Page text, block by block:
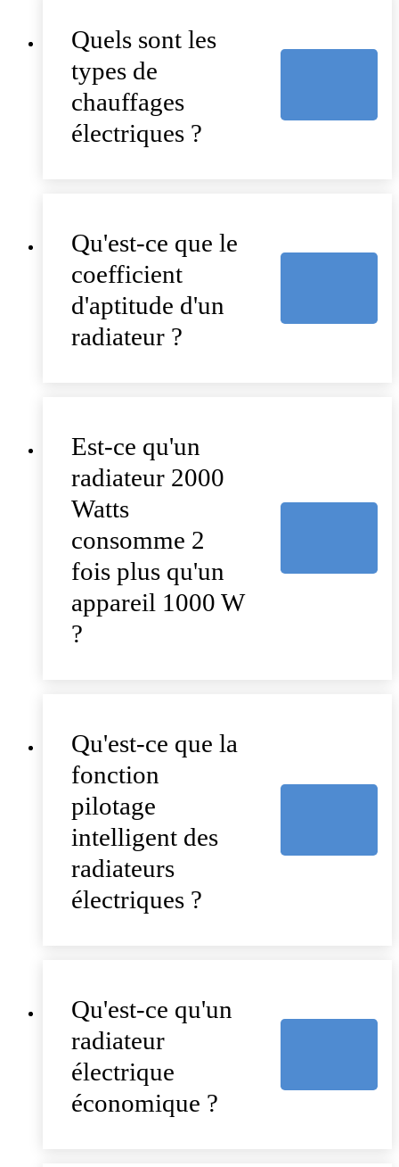
Quels sont les
types de
chauffages
électriques ?
Qu'est-ce que le
coefficient
d'aptitude d'un
radiateur ?
Est-ce qu'un
radiateur 2000
Watts
consomme 2
fois plus qu'un
appareil 1000 W
?
Qu'est-ce que la
fonction
pilotage
intelligent des
radiateurs
électriques ?
Qu'est-ce qu'un
radiateur
électrique
économique ?